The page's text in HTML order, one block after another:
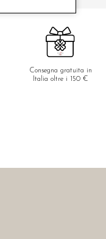
Consegna gratuita in
Italia oltre i 150 €